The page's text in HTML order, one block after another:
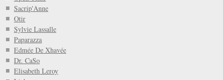
Sacrip'Anne
Otir
Sylvie Lassalle
Paparazza
Edmée De Xhavée
Dr. CaSo
Elisabeth Leroy